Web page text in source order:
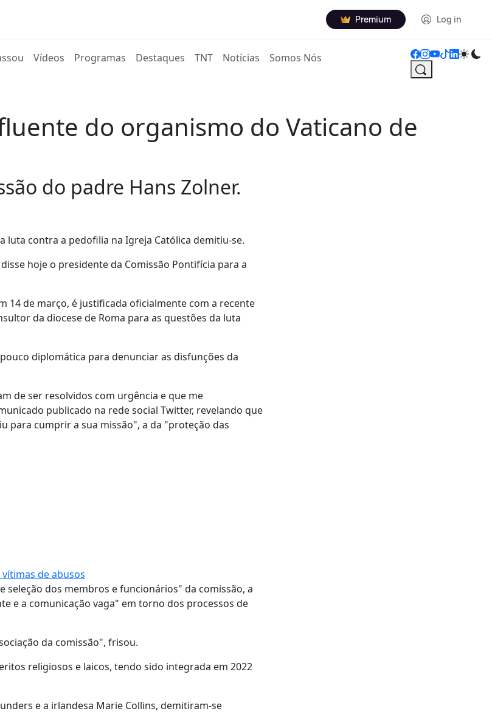
Premium Log in
Vídeos Programas Destaques TNT Notícias Somos Nós
do organismo do Vaticano de
do padre Hans Zolner.
contra a pedofilia na Igreja Católica demitiu-se.
hoje o presidente da Comissão Pontifícia para a
14 de março, é justificada oficialmente com a recente
da diocese de Roma para as questões da luta
diplomática para denunciar as disfunções da
de ser resolvidos com urgência e que me
publicado na rede social Twitter, revelando que
para cumprir a sua missão", a da "proteção das
de abusos
seleção dos membros e funcionários" da comissão, a
e a comunicação vaga" em torno dos processos de
da comissão", frisou.
religiosos e laicos, tendo sido integrada em 2022
e a irlandesa Marie Collins, demitiram-se